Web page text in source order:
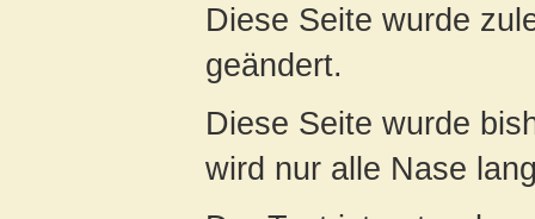
Diese Seite wurde
geändert.
Diese Seite wurde
wird nur alle Nase